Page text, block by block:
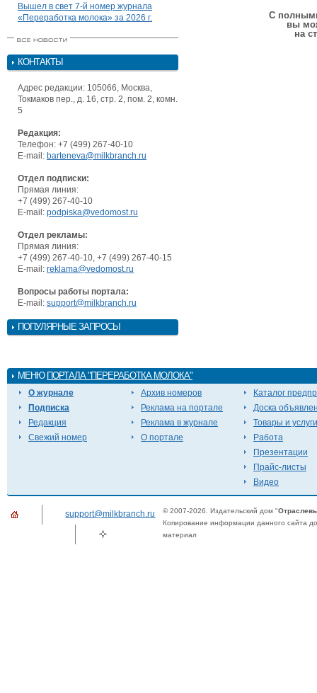
Вышел в свет 7-й номер журнала
«Переработка молока» за 2026 г.
КОНТАКТЫ
Адрес редакции: 105066, Москва,
Токмаков пер., д. 16, стр. 2, пом. 2, комн.
5
Редакция:
Телефон: +7 (499) 267-40-10
E-mail: barteneva@milkbranch.ru
Отдел подписки:
Прямая линия:
+7 (499) 267-40-10
E-mail: podpiska@vedomost.ru
Отдел рекламы:
Прямая линия:
+7 (499) 267-40-10, +7 (499) 267-40-15
E-mail: reklama@vedomost.ru
Вопросы работы портала:
E-mail: support@milkbranch.ru
ПОПУЛЯРНЫЕ ЗАПРОСЫ
С
вы
на
МЕНЮ ПОРТАЛА "ПЕРЕРАБОТКА МОЛОКА"
О журнале
Подписка
Редакция
Свежий номер
Архив номеров
Реклама на портале
Реклама в журнале
О портале
Каталог
Доска
Товары и услуги
Работа
Презентации
Прайс-листы
Видео
support@milkbranch.ru © 2007-2026. Издательский дом "
Копирование информации данного сайта
материал